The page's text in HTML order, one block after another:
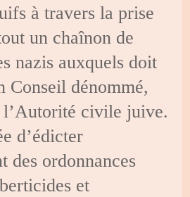
à travers la prise
un chaînon de
nazis auxquels doit
Conseil dénommé,
l’Autorité civile juive.
d’édicter
des ordonnances
et